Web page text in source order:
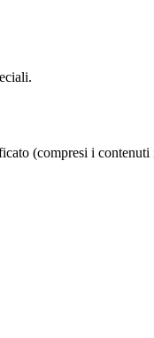
(compresi i